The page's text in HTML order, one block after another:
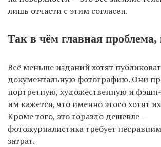
лишь отчасти с этим согласен.
Так в чём главная
Всё меньше изданий хотят
документальную фотографию. Они
портретную, художественную и
им кажется, что именно этого хотят
Кроме того, это гораздо дешевле —
фотожурналистика требует
затрат.